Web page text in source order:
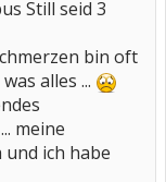
Still seid 3
bin oft
alles ...
meine
ich habe